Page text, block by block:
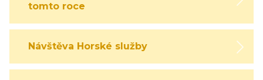
tomto roce
Návštěva Horské služby